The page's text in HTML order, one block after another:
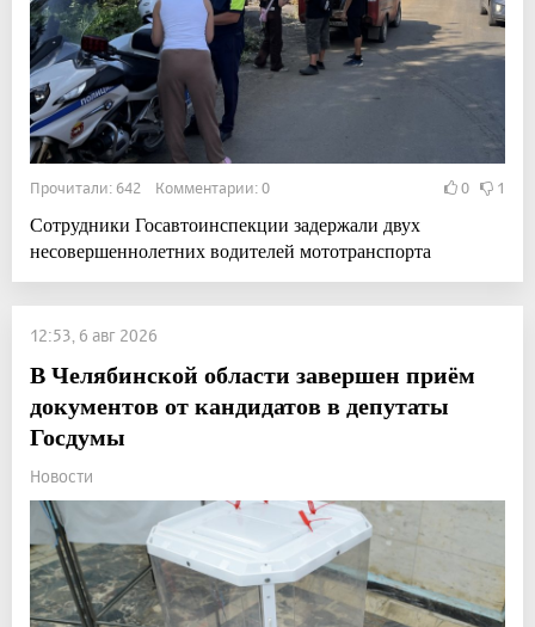
Прочитали: 642 Комментарии: 0 0 1
Сотрудники Госавтоинспекции задержали двух
несовершеннолетних водителей мототранспорта
12:53, 6 авг 2026
В Челябинской области завершен приём
документов от кандидатов в депутаты
Госдумы
Новости